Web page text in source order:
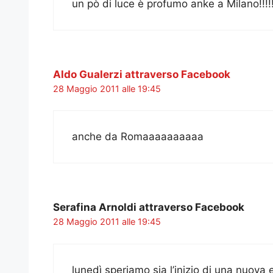
un pò di luce è profumo anke a Milano!!!!!
Aldo Gualerzi attraverso Facebook
28 Maggio 2011 alle 19:45
anche da Romaaaaaaaaaa
Serafina Arnoldi attraverso Facebook
28 Maggio 2011 alle 19:45
lunedì speriamo sia l’inizio di una nuova